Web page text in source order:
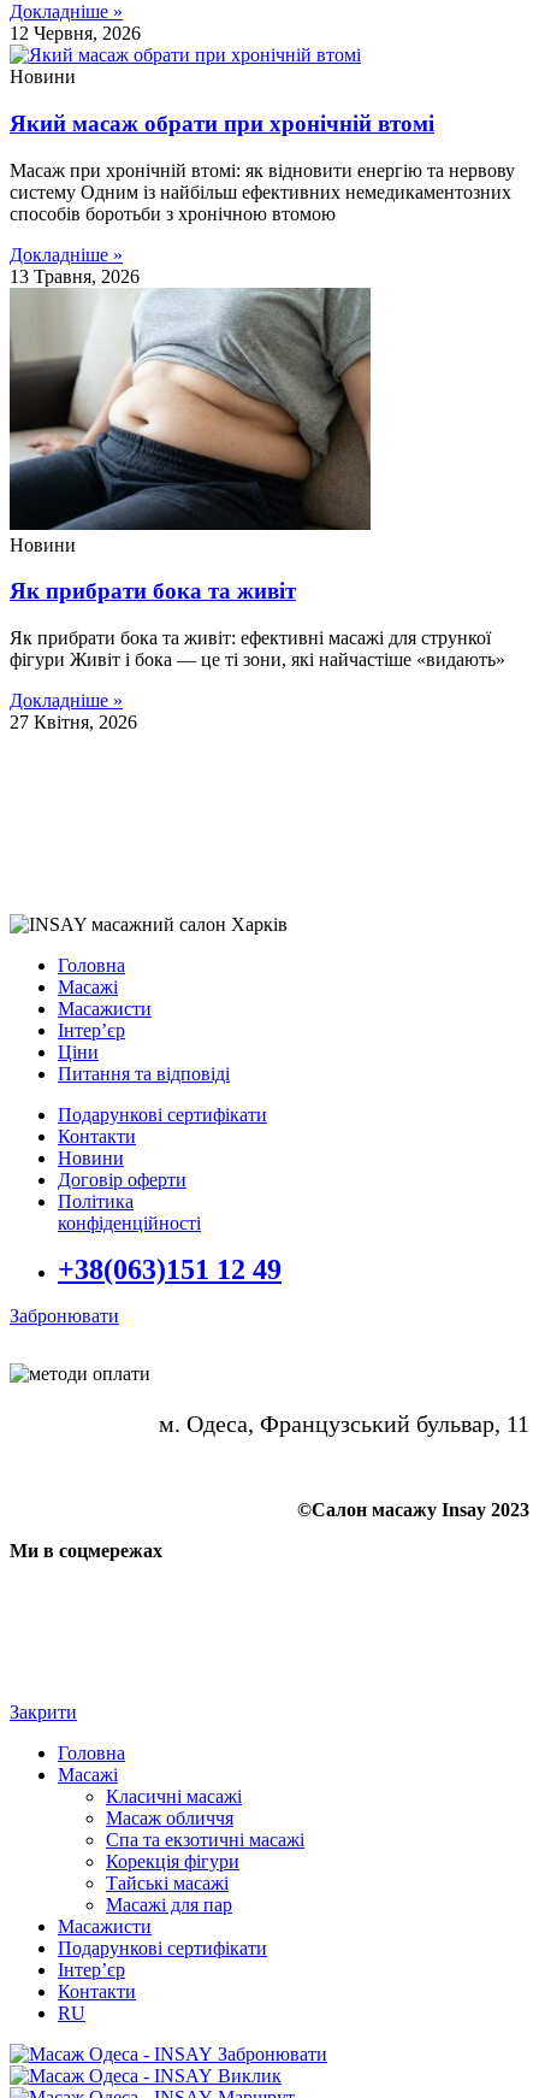
Докладніше »
12 Червня, 2026
Новини
Який масаж обрати при хронічній втомі
Масаж при хронічній втомі: як відновити енергію та нервову
систему Одним із найбільш ефективних немедикаментозних
способів боротьби з хронічною втомою
Докладніше »
13 Травня, 2026
Новини
Як прибрати бока та живіт
Як прибрати бока та живіт: ефективні масажі для стрункої
фігури Живіт і бока — це ті зони, які найчастіше «видають»
Докладніше »
27 Квітня, 2026
Головна
Масажі
Масажисти
Інтер’єр
Ціни
Питання та відповіді
Подарункові сертифікати
Контакти
Новини
Договір оферти
Політика
конфіденційності
+38(063)151 12 49
Забронювати
м. Одеса, Французський бульвар, 11
©Салон масажу Insay 2023
Ми в соцмережах
Закрити
Головна
Масажі
Класичні масажі
Масаж обличчя
Спа та екзотичні масажі
Корекція фігури
Тайські масажі
Масажі для пар
Масажисти
Подарункові сертифікати
Інтер’єр
Контакти
RU
Забронювати
Виклик